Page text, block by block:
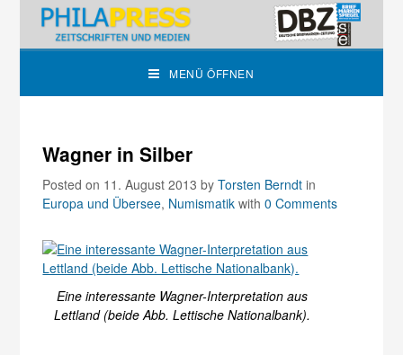
MENÜ ÖFFNEN
Wagner in Silber
Posted on 11. August 2013byTorsten Berndt in
Europa und Übersee, Numismatik with0 Comments
Eine interessante Wagner-Interpretation aus
Lettland (beide Abb. Lettische Nationalbank).